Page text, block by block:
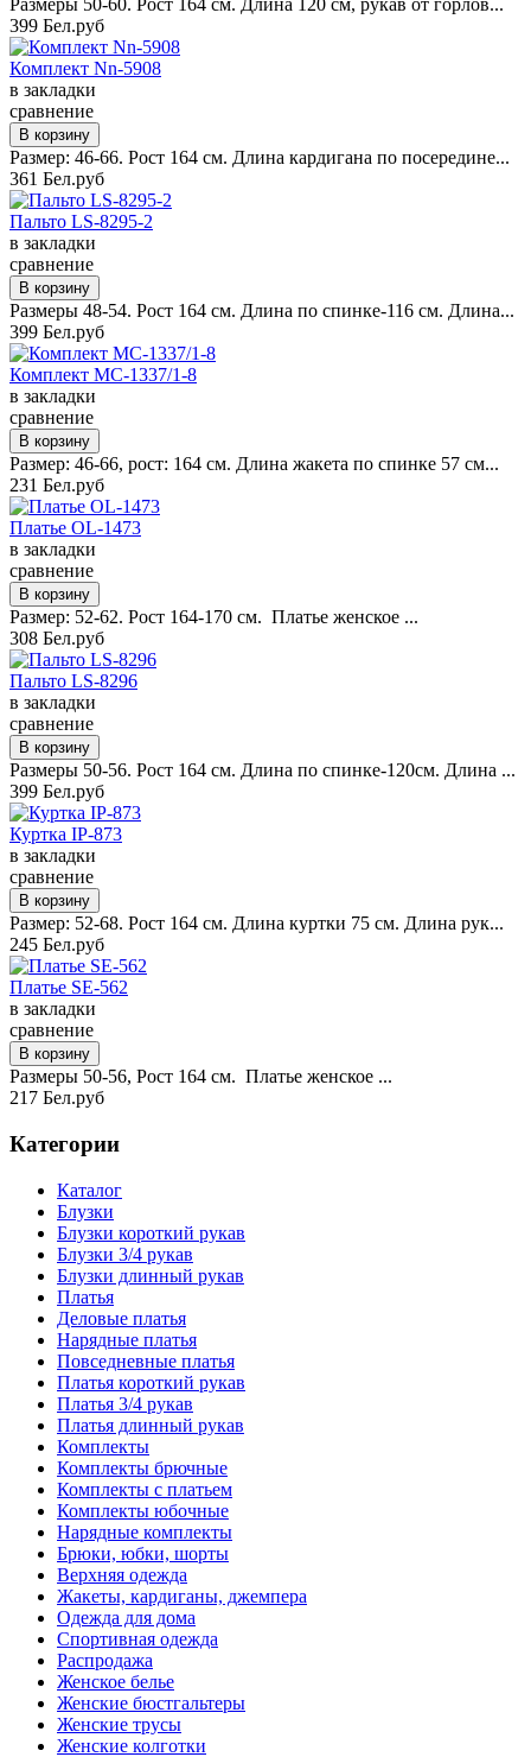
Размеры 50-60. Рост 164 см. Длина 120 см, рукав от горлов...
399 Бел.руб
Комплект Nn-5908
в закладки
сравнение
Размер: 46-66. Рост 164 см. Длина кардигана по посередине...
361 Бел.руб
Пальто LS-8295-2
в закладки
сравнение
Размеры 48-54. Рост 164 см. Длина по спинке-116 см. Длина...
399 Бел.руб
Комплект MC-1337/1-8
в закладки
сравнение
Размер: 46-66, рост: 164 см. Длина жакета по спинке 57 см...
231 Бел.руб
Платье OL-1473
в закладки
сравнение
Размер: 52-62. Рост 164-170 см. Платье женское ...
308 Бел.руб
Пальто LS-8296
в закладки
сравнение
Размеры 50-56. Рост 164 см. Длина по спинке-120см. Длина ...
399 Бел.руб
Куртка IP-873
в закладки
сравнение
Размер: 52-68. Рост 164 см. Длина куртки 75 см. Длина рук...
245 Бел.руб
Платье SE-562
в закладки
сравнение
Размеры 50-56, Рост 164 см. Платье женское ...
217 Бел.руб
Категории
Каталог
Блузки
Блузки короткий рукав
Блузки 3/4 рукав
Блузки длинный рукав
Платья
Деловые платья
Нарядные платья
Повседневные платья
Платья короткий рукав
Платья 3/4 рукав
Платья длинный рукав
Комплекты
Комплекты брючные
Комплекты с платьем
Комплекты юбочные
Нарядные комплекты
Брюки, юбки, шорты
Верхняя одежда
Жакеты, кардиганы, джемпера
Одежда для дома
Спортивная одежда
Распродажа
Женское белье
Женские бюстгальтеры
Женские трусы
Женские колготки